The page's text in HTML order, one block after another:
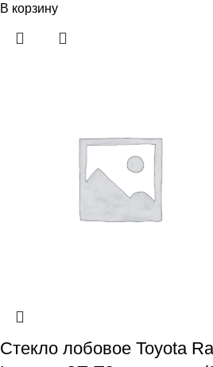
В корзину
Стекло лобовое Toyota